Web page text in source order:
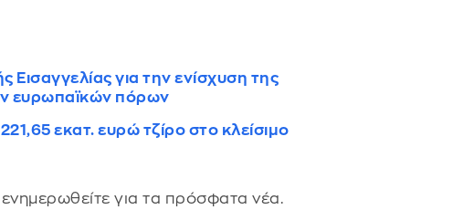
για την ενίσχυση της
ευρωπαϊκών πόρων
εκατ. ευρώ τζίρο στο κλείσιμο
ενημερωθείτε για τα πρόσφατα νέα.